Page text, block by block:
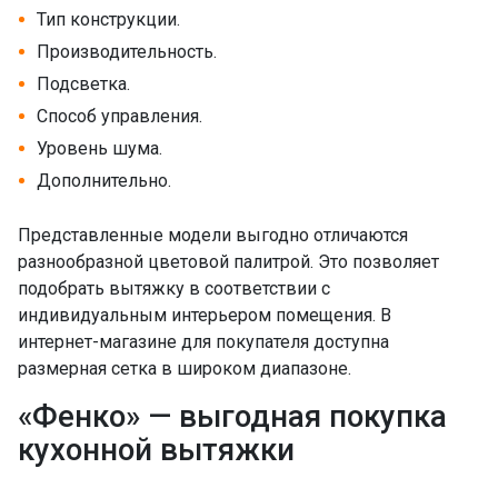
Тип конструкции.
Производительность.
Подсветка.
Способ управления.
Уровень шума.
Дополнительно.
Представленные модели выгодно отличаются
разнообразной цветовой палитрой. Это позволяет
подобрать вытяжку в соответствии с
индивидуальным интерьером помещения. В
интернет-магазине для покупателя доступна
размерная сетка в широком диапазоне.
«Фенко» — выгодная покупка
кухонной вытяжки